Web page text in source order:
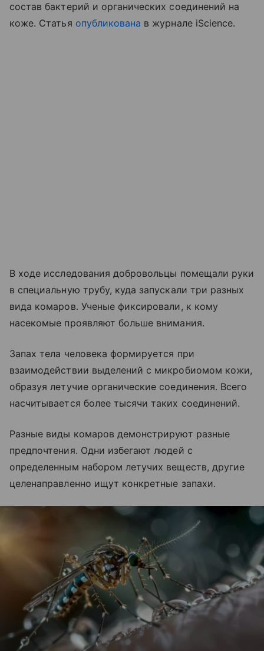
состав бактерий и органических соединений на
коже. Статья опубликована в журнале iScience.
В ходе исследования добровольцы помещали руки
в специальную трубу, куда запускали три разных
вида комаров. Ученые фиксировали, к кому
насекомые проявляют больше внимания.
Запах тела человека формируется при
взаимодействии выделений с микробиомом кожи,
образуя летучие органические соединения. Всего
насчитывается более тысячи таких соединений.
Разные виды комаров демонстрируют разные
предпочтения. Одни избегают людей с
определенным набором летучих веществ, другие
целенаправленно ищут конкретные запахи.